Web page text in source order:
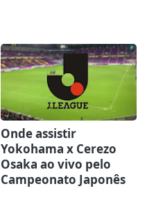
Onde assistir
Yokohama x Cerezo
Osaka ao vivo pelo
Campeonato Japonês